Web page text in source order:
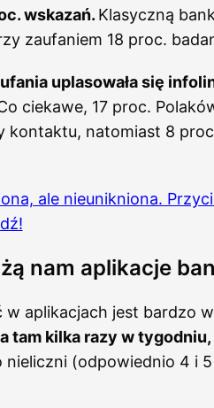
wskazań. Klasyczną
zaufaniem 18 proc.
uplasowała się
ciekawe, 17 proc.
kontaktu, natomiast 8
ale nieunikniona.
nam aplikacje
w aplikacjach jest bardzo
tam kilka razy w
nieliczni (odpowiednio 4 i